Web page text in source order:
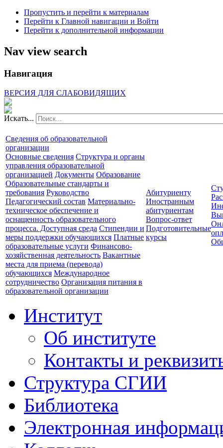
Пропустить и перейти к материалам
Перейти к Главной навигации и Войти
Перейти к дополнительной информации
Nav view search
Навигация
ВЕРСИЯ ДЛЯ СЛАБОВИДЯЩИХ
Искать...
Сведения об образовательной
организации
Основные сведения Структура и органы
управления образовательной
организацией Документы Образование
Образовательные стандарты и
требования Руководство
Педагогический состав Материально-
техническое обеспечение и
оснащенность образовательного
процесса. Доступная среда Стипендии и
меры поддержки обучающихся Платные
образовательные услуги Финансово-
хозяйственная деятельность Вакантные
места для приема (перевода)
обучающихся Международное
сотрудничество Организация питания в
образовательной организации
Абитуриенту
Иностранным
абитуриентам
Вопрос-ответ
Подготовительные
курсы
Институт
Об институте
Контакты и
Структура СГИИ
Библиотека
Электронная